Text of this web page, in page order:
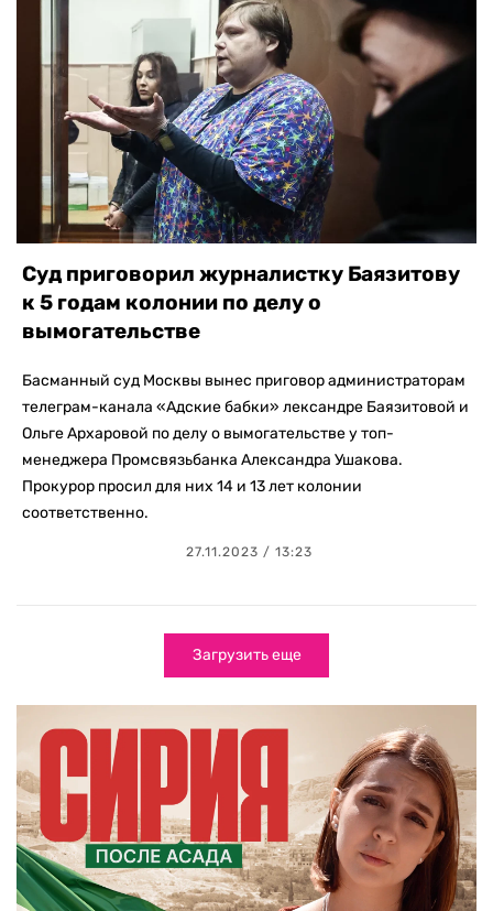
Суд приговорил журналистку Баязитову
к 5 годам колонии по делу о
вымогательстве
Басманный суд Москвы вынес приговор администраторам
телеграм-канала «Адские бабки» лександре Баязитовой и
Ольге Архаровой по делу о вымогательстве у топ-
менеджера Промсвязьбанка Александра Ушакова.
Прокурор просил для них 14 и 13 лет колонии
соответственно.
27.11.2023 / 13:23
Загрузить еще